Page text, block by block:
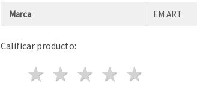
Marca EM ART
Calificar producto:
4 estrellas
3 estrellas
2 estrellas
1 estrella